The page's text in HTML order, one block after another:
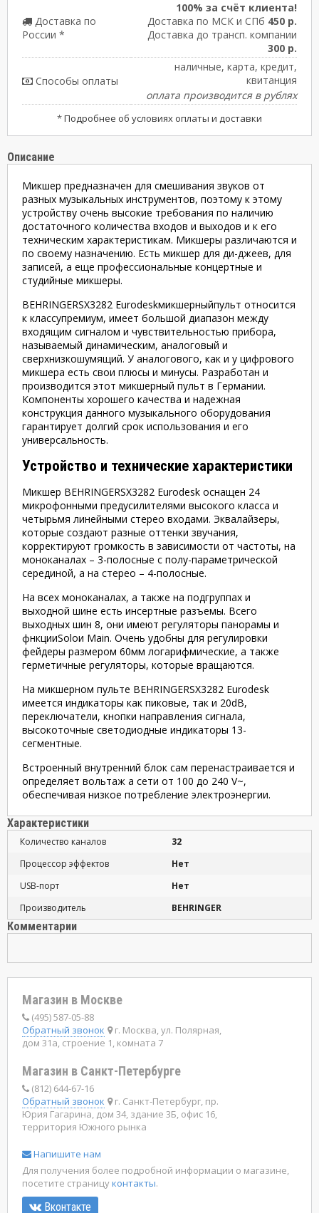
Доставка по
России *
100% за счёт клиента!
Доставка по МСК и СПб 450 р.
Доставка до трансп. компании
300 р.
Способы оплаты
наличные, карта, кредит,
квитанция
оплата производится в рублях
*Подробнее об условиях оплаты и доставки
Описание
Микшер предназначен для смешивания звуков от
разных музыкальных инструментов, поэтому к этому
устройству очень высокие требования по наличию
достаточного количества входов и выходов и к его
техническим характеристикам. Микшеры различаются и
по своему назначению. Есть микшер для ди-джеев, для
записей, а еще профессиональные концертные и
студийные микшеры.
BEHRINGERSX3282 Eurodeskмикшерныйпульт относится
к классупремиум, имеет большой диапазон между
входящим сигналом и чувствительностью прибора,
называемый динамическим, аналоговый и
сверхнизкошумящий. У аналогового, как и у цифрового
микшера есть свои плюсы и минусы. Разработан и
производится этот микшерный пульт в Германии.
Компоненты хорошего качества и надежная
конструкция данного музыкального оборудования
гарантирует долгий срок использования и его
универсальность.
Устройство и технические характеристики
Микшер BEHRINGERSX3282 Eurodesk оснащен 24
микрофонными предусилителями высокого класса и
четырьмя линейными стерео входами. Эквалайзеры,
которые создают разные оттенки звучания,
корректируют громкость в зависимости от частоты, на
моноканалах – 3-полосные с полу-параметрической
серединой, а на стерео – 4-полосные.
На всех моноканалах, а также на подгруппах и
выходной шине есть инсертные разъемы. Всего
выходных шин 8, они имеют регуляторы панорамы и
фнкцииSoloи Main. Очень удобны для регулировки
фейдеры размером 60мм логарифмические, а также
герметичные регуляторы, которые вращаются.
На микшерном пульте BEHRINGERSX3282 Eurodesk
имеется индикаторы как пиковые, так и 20dB,
переключатели, кнопки направления сигнала,
высокоточные светодиодные индикаторы 13-
сегментные.
Встроенный внутренний блок сам перенастраивается и
определяет вольтаж а сети от 100 до 240 V~,
обеспечивая низкое потребление электроэнергии.
Характеристики
Количество каналов
32
Процессор эффектов
Нет
USB-порт
Нет
Производитель
BEHRINGER
Комментарии
Магазин в Москве
(495) 587-05-88
Обратный звонок
г. Москва, ул. Полярная,
дом 31а, строение 1, комната 7
Магазин в Санкт-Петербурге
(812) 644-67-16
Обратный звонок
г. Санкт-Петербург, пр.
Юрия Гагарина, дом 34, здание 3Б, офис 16,
территория Южного рынка
Напишите нам
Для получения более подробной информации о магазине,
посетите страницуконтакты.
Вконтакте